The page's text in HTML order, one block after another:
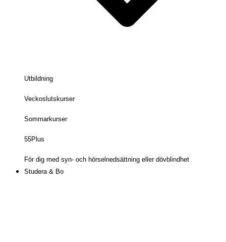
Utbildning
Veckoslutskurser
Sommarkurser
55Plus
För dig med syn- och hörselnedsättning eller dövblindhet
Studera & Bo